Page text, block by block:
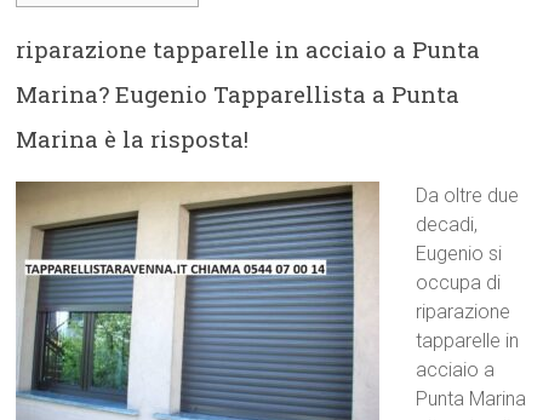
riparazione tapparelle in acciaio a Punta
Marina? Eugenio Tapparellista a Punta
Marina è la risposta!
Da oltre due
decadi,
Eugenio si
occupa di
riparazione
tapparelle in
acciaio a
Punta Marina